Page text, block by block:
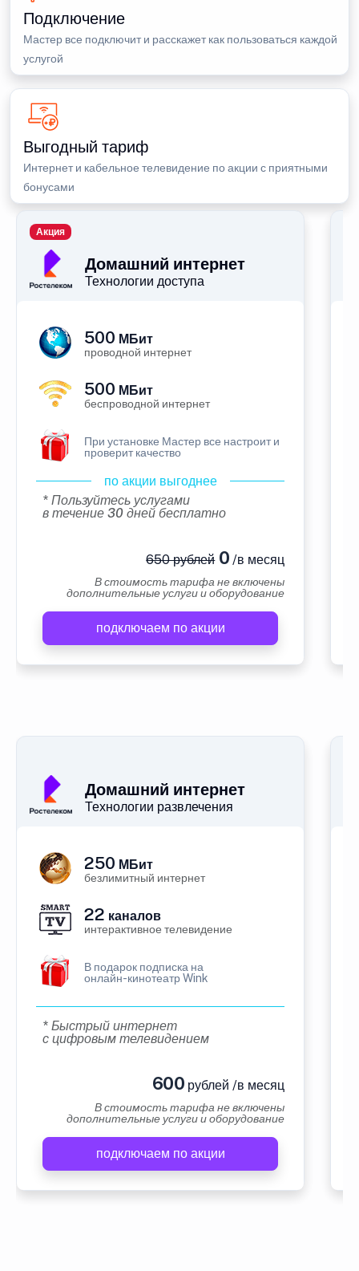
Подключение
Мастер все подключит и расскажет как пользоваться каждой
услугой
Выгодный тариф
Интернет и кабельное телевидение по акции с приятными
бонусами
Домашний интернет
Технологии доступа
Акция
500 МБит
проводной интернет
500 МБит
беспроводной интернет
При установке Мастер все настроит и
проверит качество
по акции выгоднее
* Пользуйтесь услугами
в течение 30 дней бесплатно
650 рублей0 /в месяц
В стоимость тарифа не включены
дополнительные услуги и оборудование
подключаем по акции
Домашний интернет
Технологии развлечения
250 МБит
безлимитный интернет
22 каналов
интерактивное телевидение
В подарок подписка на
онлайн-кинотеатр Wink
* Быстрый интернет
с цифровым телевидением
600 рублей /в месяц
В стоимость тарифа не включены
дополнительные услуги и оборудование
подключаем по акции